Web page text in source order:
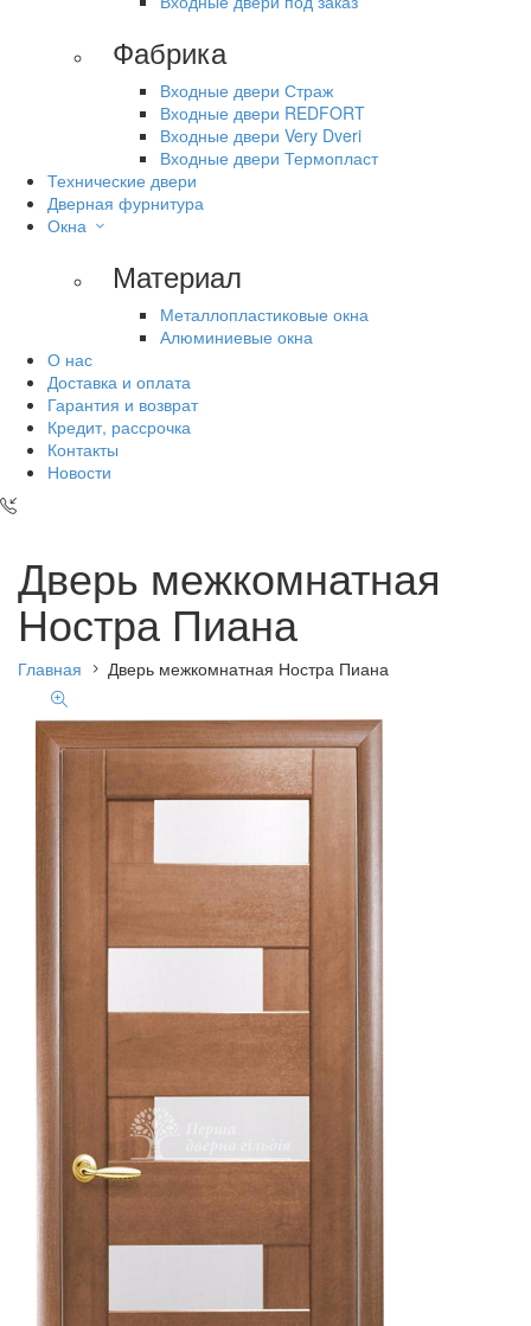
Фабрика
Входные двери Страж
Входные двери REDFORT
Входные двери Very Dveri
Входные двери Термопласт
Технические двери
Дверная фурнитура
Окна
Материал
Металлопластиковые окна
Алюминиевые окна
О нас
Доставка и оплата
Гарантия и возврат
Кредит, рассрочка
Контакты
Новости
Дверь межкомнатная
Ностра Пиана
Главная Дверь межкомнатная Ностра Пиана